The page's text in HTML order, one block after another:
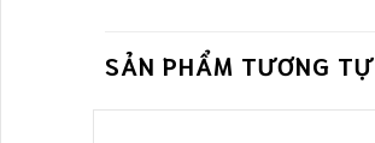
SẢN PHẨM TƯƠNG TỰ